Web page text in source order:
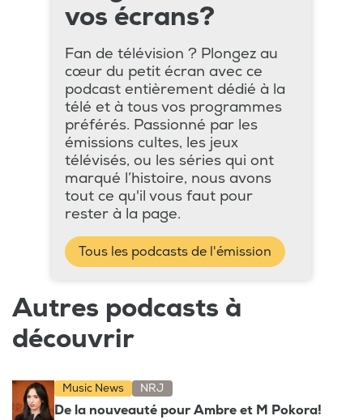
vos écrans?
Fan de télévision ? Plongez au
cœur du petit écran avec ce
podcast entièrement dédié à la
télé et à tous vos programmes
préférés. Passionné par les
émissions cultes, les jeux
télévisés, ou les séries qui ont
marqué l’histoire, nous avons
tout ce qu'il vous faut pour
rester à la page.
Tous les podcasts de l'émission
Autres podcasts à
découvrir
Music News NRJ
De la nouveauté pour Ambre et M Pokora!